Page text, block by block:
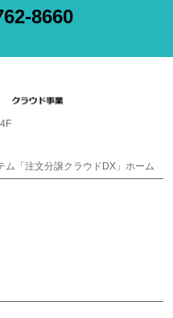
8660
「注文分譲クラウドDX」ホーム